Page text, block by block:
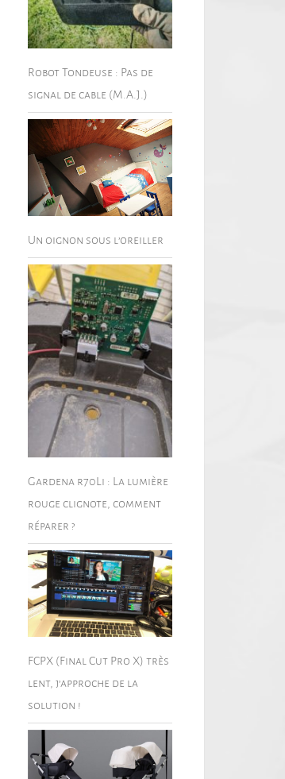
Robot Tondeuse : Pas de
signal de cable (M.A.J.)
Un oignon sous l’oreiller
Gardena r70Li : La lumière
rouge clignote, comment
réparer ?
FCPX (Final Cut Pro X) très
lent, j’approche de la
solution !